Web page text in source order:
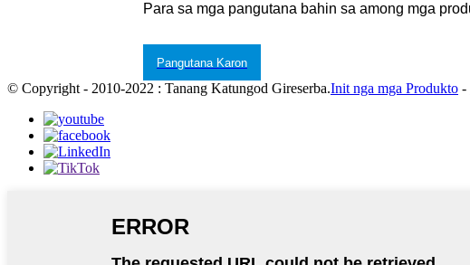
Para sa mga pangutana bahin sa among mga
Pangutana Karon
© Copyright - 2010-2022 : Tanang Katungod Gireserba.Init nga mga Produkto -